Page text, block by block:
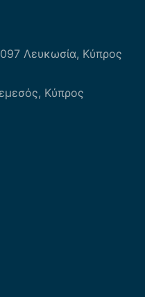
Λευκωσία, Κύπρος
Κύπρος